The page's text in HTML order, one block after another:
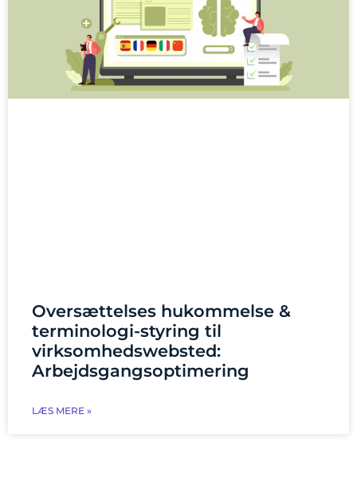
Oversættelses hukommelse &
terminologi-styring til
virksomhedswebsted:
Arbejdsgangsoptimering
LÆS MERE »